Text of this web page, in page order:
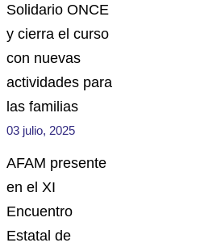
Solidario ONCE
y cierra el curso
con nuevas
actividades para
las familias
03 julio, 2025
AFAM presente
en el XI
Encuentro
Estatal de